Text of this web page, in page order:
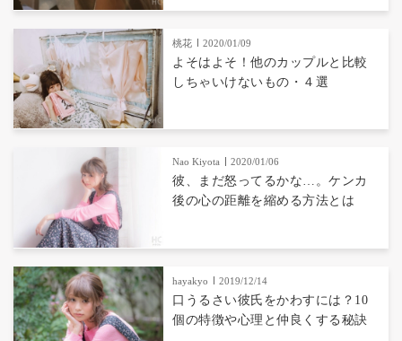
桃花 2020/01/09
よそはよそ！他のカップルと比較
しちゃいけないもの・４選
Nao Kiyota 2020/01/06
彼、まだ怒ってるかな…。ケンカ
後の心の距離を縮める方法とは
hayakyo 2019/12/14
口うるさい彼氏をかわすには？10
個の特徴や心理と仲良くする秘訣